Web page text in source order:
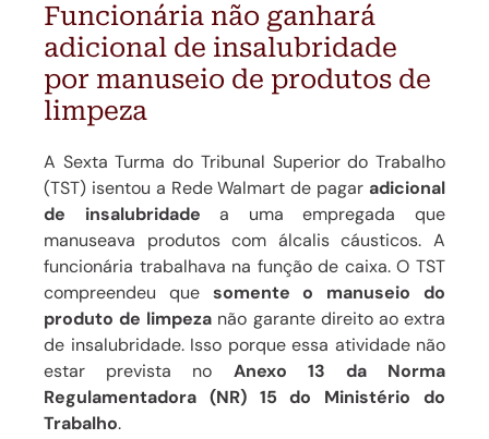
Funcionária não ganhará
adicional de insalubridade
por manuseio de produtos de
limpeza
A Sexta Turma do Tribunal Superior do Trabalho
(TST) isentou a Rede Walmart de pagar adicional
de insalubridade a uma empregada que
manuseava produtos com álcalis cáusticos. A
funcionária trabalhava na função de caixa. O TST
compreendeu que somente o manuseio do
produto de limpeza não garante direito ao extra
de insalubridade. Isso porque essa atividade não
estar prevista no Anexo 13 da Norma
Regulamentadora (NR) 15 do Ministério do
Trabalho.